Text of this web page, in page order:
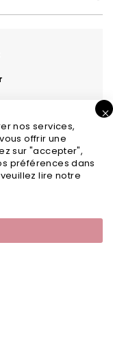
nos services,
offrir une
sur "accepter",
préférences dans
lire notre